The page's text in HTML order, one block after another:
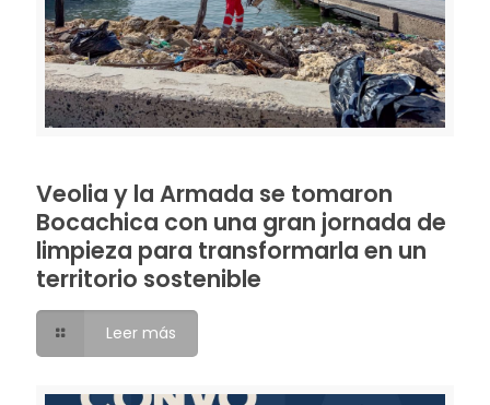
Veolia y la Armada se tomaron
Bocachica con una gran jornada de
limpieza para transformarla en un
territorio sostenible
Leer más